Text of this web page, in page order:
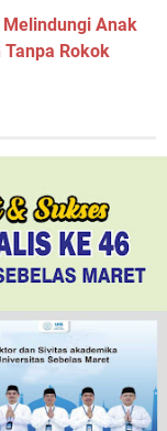
Melindungi Anak
Rokok